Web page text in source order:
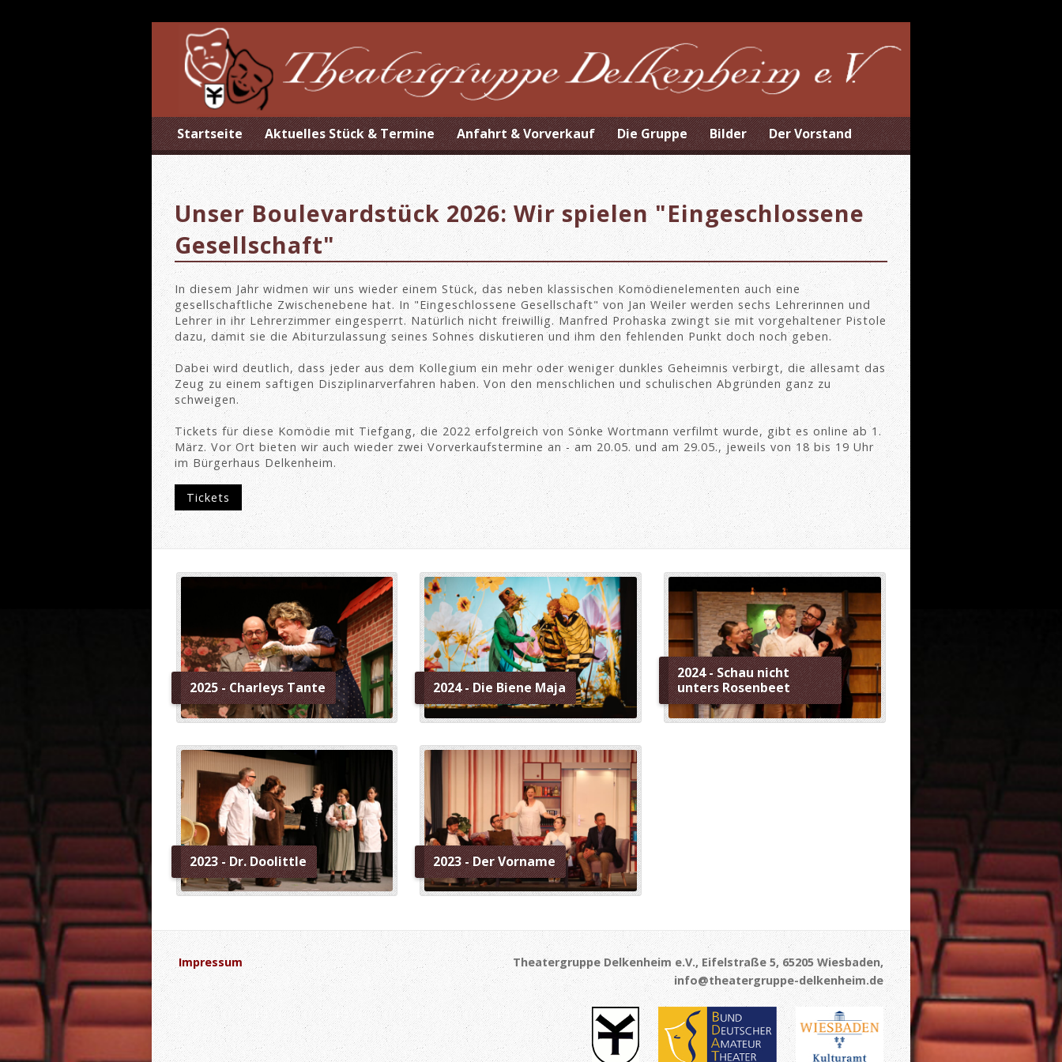
Startseite Aktuelles Stück & Termine Anfahrt & Vorverkauf Die Gruppe Bilder Der Vorstand
Unser Boulevardstück 2026: Wir spielen "Eingeschlossene
Gesellschaft"
In diesem Jahr widmen wir uns wieder einem Stück, das neben klassischen Komödienelementen auch eine
gesellschaftliche Zwischenebene hat. In "Eingeschlossene Gesellschaft" von Jan Weiler werden sechs Lehrerinnen und
Lehrer in ihr Lehrerzimmer eingesperrt. Natürlich nicht freiwillig. Manfred Prohaska zwingt sie mit vorgehaltener Pistole
dazu, damit sie die Abiturzulassung seines Sohnes diskutieren und ihm den fehlenden Punkt doch noch geben.
Dabei wird deutlich, dass jeder aus dem Kollegium ein mehr oder weniger dunkles Geheimnis verbirgt, die allesamt das
Zeug zu einem saftigen Disziplinarverfahren haben. Von den menschlichen und schulischen Abgründen ganz zu
schweigen.
Tickets für diese Komödie mit Tiefgang, die 2022 erfolgreich von Sönke Wortmann verfilmt wurde, gibt es online ab 1.
März. Vor Ort bieten wir auch wieder zwei Vorverkaufstermine an - am 20.05. und am 29.05., jeweils von 18 bis 19 Uhr
im Bürgerhaus Delkenheim.
Tickets
2025 - Charleys Tante 2024 - Die Biene Maja
2024 - Schau nicht
unters Rosenbeet
2023 - Dr. Doolittle 2023 - Der Vorname
Impressum
Theatergruppe Delkenheim e.V., Eifelstraße 5, 65205 Wiesbaden,
info@theatergruppe-delkenheim.de